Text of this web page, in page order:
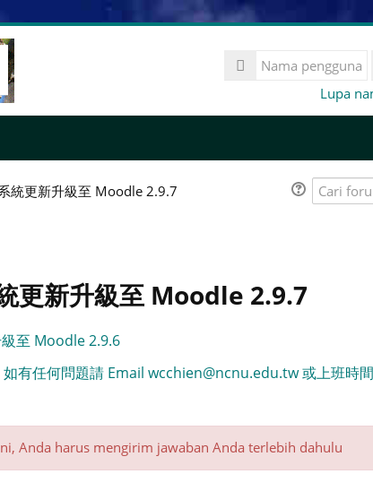
Nama
pengguna
Lupa
統更新升級至 Moodle 2.9.7
Cari
更新升級至 Moodle 2.9.7
至 Moodle 2.9.6
有任何問題請 Email wcchien@ncnu.edu.tw 或上班時
Anda harus mengirim jawaban Anda terlebih dahulu